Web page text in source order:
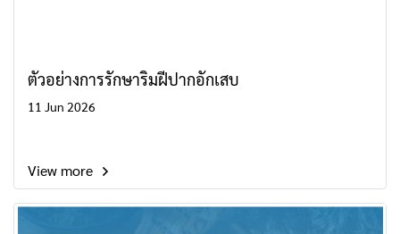
ตัวอย่างการรักษาริมฝีปากอักเสบ
11 Jun 2026
View more